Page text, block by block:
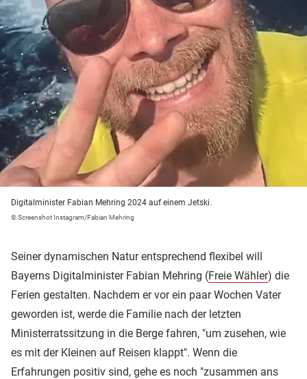
Digitalminister Fabian Mehring 2024 auf einem Jetski.
© Screenshot Instagram/Fabian Mehring
Seiner dynamischen Natur entsprechend flexibel will
Bayerns Digitalminister Fabian Mehring (Freie Wähler) die
Ferien gestalten. Nachdem er vor ein paar Wochen Vater
geworden ist, werde die Familie nach der letzten
Ministerratssitzung in die Berge fahren, "um zusehen, wie
es mit der Kleinen auf Reisen klappt". Wenn die
Erfahrungen positiv sind, gehe es noch "zusammen ans